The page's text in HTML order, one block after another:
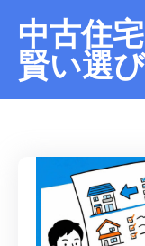
中古住
賢い選